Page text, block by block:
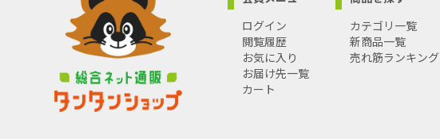
ログイン
閲覧履歴
お気に入り
お届け先一覧
カート
カテゴリ一覧
新商品一覧
売れ筋ランキング